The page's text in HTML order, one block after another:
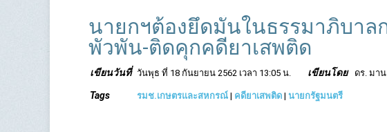
นายกฯต้องยึดมั่นในธรรมาภิบาล
พัวพัน-ติดคุกคดียาเสพติด
เขียนวันที่ วันพุธ ที่ 18 กันยายน 2562 เวลา 13:05 น. เขียนโดย ดร. มา
Tags รมช.เกษตรและสหกรณ์ | คดียาเสพติด | นายกรัฐมนตรี